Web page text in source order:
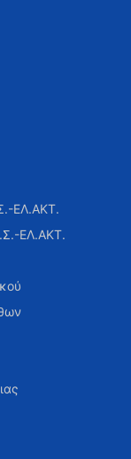
ΕΛ.ΑΚΤ.
ΕΛ.ΑΚΤ.